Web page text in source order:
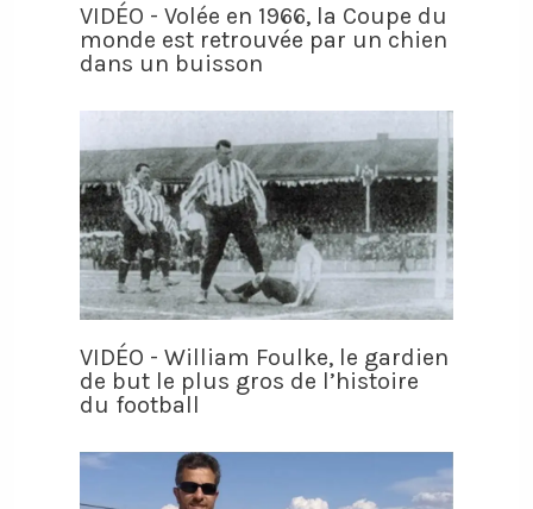
VIDÉO - Volée en 1966, la Coupe du
monde est retrouvée par un chien
dans un buisson
VIDÉO - William Foulke, le gardien
de but le plus gros de l’histoire
du football